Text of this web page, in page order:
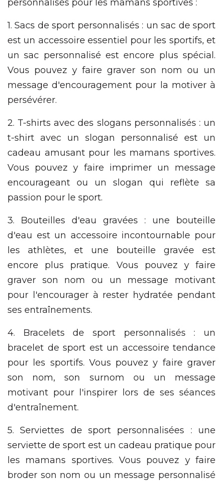
personnalisés pour les mamans sportives :
1. Sacs de sport personnalisés : un sac de sport
est un accessoire essentiel pour les sportifs, et
un sac personnalisé est encore plus spécial.
Vous pouvez y faire graver son nom ou un
message d'encouragement pour la motiver à
persévérer.
2. T-shirts avec des slogans personnalisés : un
t-shirt avec un slogan personnalisé est un
cadeau amusant pour les mamans sportives.
Vous pouvez y faire imprimer un message
encourageant ou un slogan qui reflète sa
passion pour le sport.
3. Bouteilles d'eau gravées : une bouteille
d'eau est un accessoire incontournable pour
les athlètes, et une bouteille gravée est
encore plus pratique. Vous pouvez y faire
graver son nom ou un message motivant
pour l'encourager à rester hydratée pendant
ses entraînements.
4. Bracelets de sport personnalisés : un
bracelet de sport est un accessoire tendance
pour les sportifs. Vous pouvez y faire graver
son nom, son surnom ou un message
motivant pour l'inspirer lors de ses séances
d'entraînement.
5. Serviettes de sport personnalisées : une
serviette de sport est un cadeau pratique pour
les mamans sportives. Vous pouvez y faire
broder son nom ou un message personnalisé